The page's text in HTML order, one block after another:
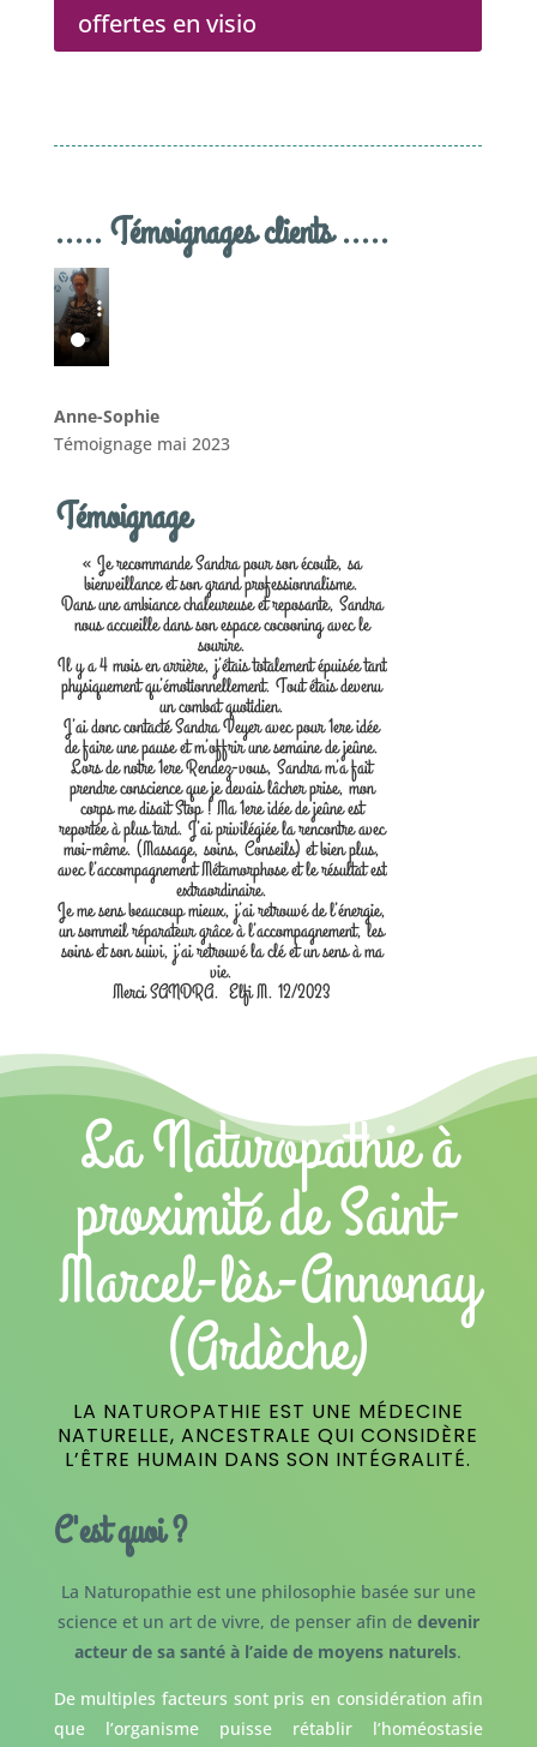
offertes en visio
..... Témoignages clients .....
Anne-Sophie
Témoignage mai 2023
Témoignage
« Je recommande Sandra pour son écoute, sa
bienveillance et son grand professionnalisme.
Dans une ambiance chaleureuse et reposante, Sandra
nous accueille dans son espace cocooning avec le
sourire.
Il y a 4 mois en arrière, j’étais totalement épuisée tant
physiquement qu’émotionnellement. Tout étais devenu
un combat quotidien.
J’ai donc contacté Sandra Veyer avec pour 1ere idée
de faire une pause et m’offrir une semaine de jeûne.
Lors de notre 1ere Rendez-vous, Sandra m’a fait
prendre conscience que je devais lâcher prise, mon
corps me disait Stop ! Ma 1ere idée de jeûne est
reportée à plus tard. J’ai privilégiée la rencontre avec
moi-même. (Massage, soins, Conseils) et bien plus,
avec l’accompagnement Métamorphose et le résultat est
extraordinaire.
Je me sens beaucoup mieux, j’ai retrouvé de l’énergie,
un sommeil réparateur grâce à l’accompagnement, les
soins et son suivi, j’ai retrouvé la clé et un sens à ma
vie.
Merci SANDRA. Elfi M. 12/2023
La Naturopathie à
proximité de Saint-
Marcel-lès-Annonay
(Ardèche)
LA NATUROPATHIE EST UNE MÉDECINE
NATURELLE, ANCESTRALE QUI CONSIDÈRE
L’ÊTRE HUMAIN DANS SON INTÉGRALITÉ.
C'est quoi ?
La Naturopathie est une philosophie basée sur une
science et un art de vivre, de penser afin de devenir
acteur de sa santé à l’aide de moyens naturels.
De multiples facteurs sont pris en considération afin
que l’organisme puisse rétablir l’homéostasie